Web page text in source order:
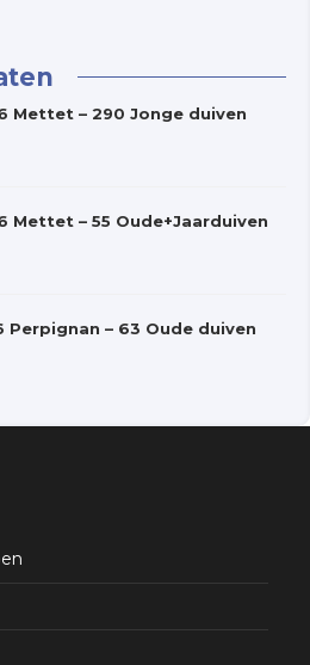
Mettet – 290 Jonge duiven
Mettet – 55 Oude+Jaarduiven
Perpignan – 63 Oude duiven